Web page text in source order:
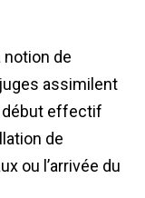
notion de
assimilent
début effectif
de
ou l’arrivée du